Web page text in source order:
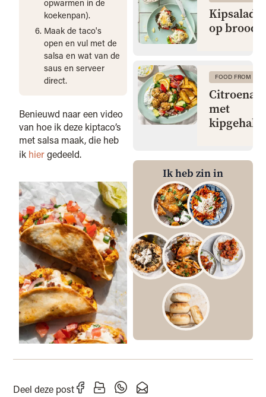
opwarmen in de
koekenpan).
Maak de taco's
open en vul met de
salsa en wat van de
saus en serveer
direct.
Benieuwd naar een video
van hoe ik deze kiptaco’s
met salsa maak, die heb
ik hiergedeeld.
Kipsalade
op brood
FOOD FROM
met
Ik heb zin in
Deel deze post